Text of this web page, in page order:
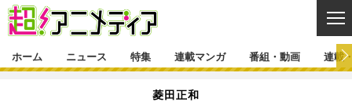
ホーム ニュース 特集 連載マンガ 番組・動画 連載
菱田正和